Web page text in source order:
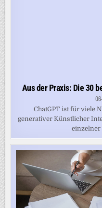
Aus der Praxis: Die 30
ChatGPT ist für viele
generativer Künstlicher
einzelner